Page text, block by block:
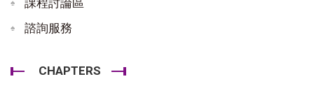
諮詢服務
CHAPTERS